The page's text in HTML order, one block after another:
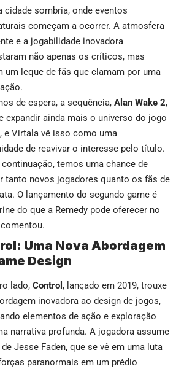
cidade sombria, onde eventos
começam a ocorrer. A atmosfera
e a jogabilidade inovadora
não apenas os críticos, mas
um leque de fãs que clamam por uma
de espera, a sequência, Alan Wake 2,
expandir ainda mais o universo do jogo
e Virtala vê isso como uma
de reavivar o interesse pelo título.
continuação, temos uma chance de
tanto novos jogadores quanto os fãs de
O lançamento do segundo game é
do que a Remedy pode oferecer no
Uma Nova Abordagem
Design
lado, Control , lançado em 2019, trouxe
inovadora ao design de jogos,
elementos de ação e exploração
narrativa profunda. A jogadora assume
Jesse Faden, que se vê em uma luta
paranormais em um prédio